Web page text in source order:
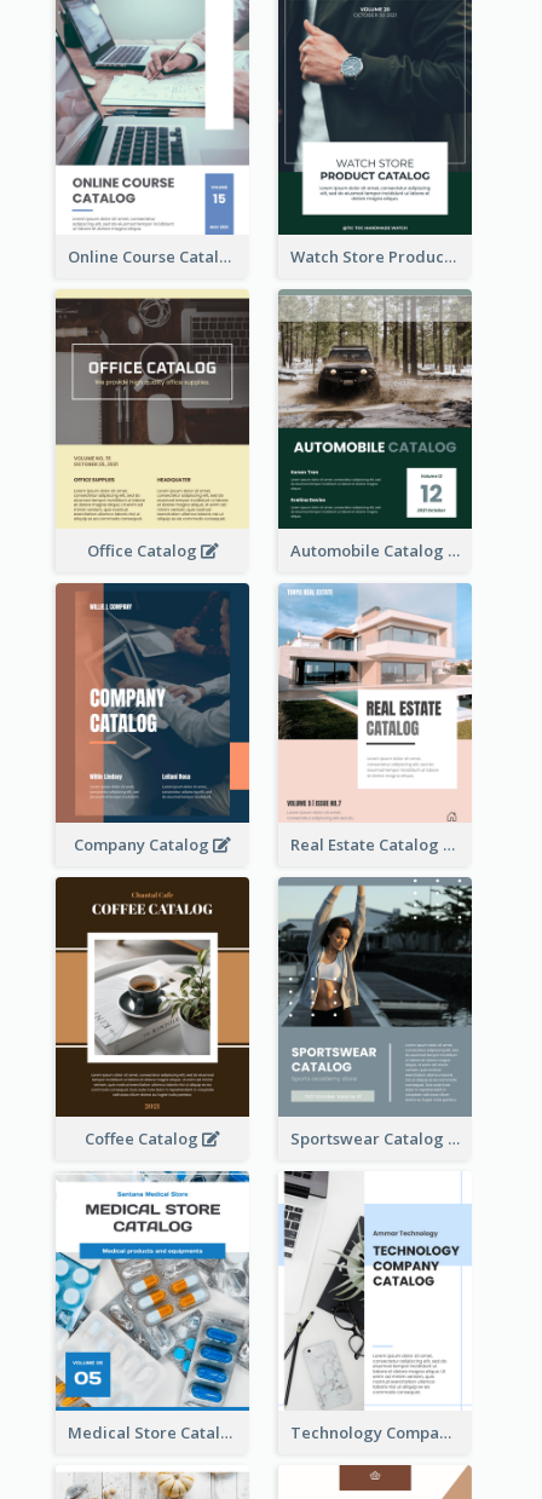
Online Course Catalog Watch Store Product Catalog
Office Catalog Automobile Catalog
Company Catalog Real Estate Catalog
Coffee Catalog Sportswear Catalog
Medical Store Catalog Technology Company Catalog